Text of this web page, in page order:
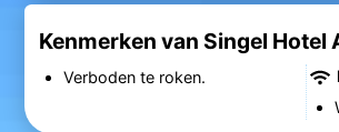
Kenmerken van Singel Hotel
Verboden te roken.